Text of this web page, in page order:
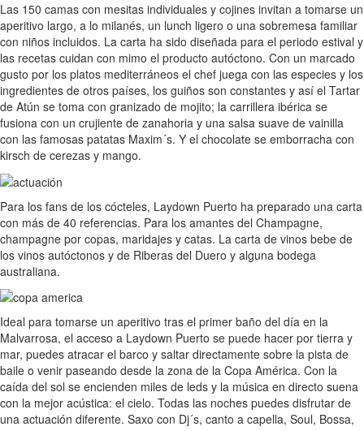
Las 150 camas con mesitas individuales y cojines invitan a tomarse un
aperitivo largo, a lo milanés, un lunch ligero o una sobremesa familiar
con niños incluidos. La carta ha sido diseñada para el periodo estival y
las recetas cuidan con mimo el producto autóctono. Con un marcado
gusto por los platos mediterráneos el chef juega con las especies y los
ingredientes de otros países, los guiños son constantes y así el Tartar
de Atún se toma con granizado de mojito; la carrillera ibérica se
fusiona con un crujiente de zanahoria y una salsa suave de vainilla
con las famosas patatas Maxim´s. Y el chocolate se emborracha con
kirsch de cerezas y mango.
Para los fans de los cócteles, Laydown Puerto ha preparado una carta
con más de 40 referencias. Para los amantes del Champagne,
champagne por copas, maridajes y catas. La carta de vinos bebe de
los vinos autóctonos y de Riberas del Duero y alguna bodega
australiana.
Ideal para tomarse un aperitivo tras el primer baño del día en la
Malvarrosa, el acceso a Laydown Puerto se puede hacer por tierra y
mar, puedes atracar el barco y saltar directamente sobre la pista de
baile o venir paseando desde la zona de la Copa América. Con la
caída del sol se encienden miles de leds y la música en directo suena
con la mejor acústica: el cielo. Todas las noches puedes disfrutar de
una actuación diferente. Saxo con Dj´s, canto a capella, Soul, Bossa,